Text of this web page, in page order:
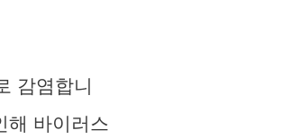
감염합니
해 바이러스